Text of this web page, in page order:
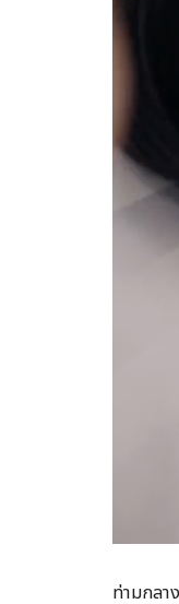
ท่ามกลา